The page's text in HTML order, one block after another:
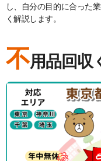
し、自分の目的に合った
く解説します。
不用品回収